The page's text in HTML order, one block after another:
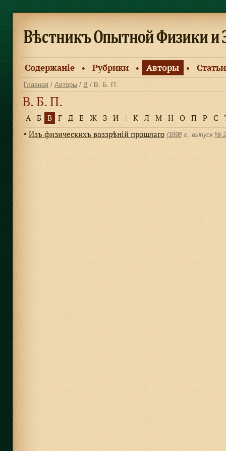
Содержанiе ● Рубрики ● Авторы ● Статьи
Главная / Авторы / В / В. Б. П.
В. Б. П.
А Б В Г Д Е Ж З И І К Л М Н О П Р С
● Изъ физическихъ воззрѣнiй прошлаго (1898 г., выпуск№